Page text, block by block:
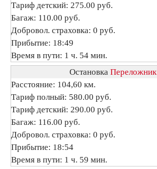
Тариф детский: 275.00 руб.
Багаж: 110.00 руб.
Добровол. страховка: 0 руб.
Прибытие: 18:49
Время в пути: 1 ч. 54 мин.
Остановка Переложник
Расстояние: 104,60 км.
Тариф полный: 580.00 руб.
Тариф детский: 290.00 руб.
Багаж: 116.00 руб.
Добровол. страховка: 0 руб.
Прибытие: 18:54
Время в пути: 1 ч. 59 мин.